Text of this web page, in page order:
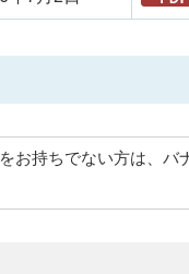
お持ちでない方は、